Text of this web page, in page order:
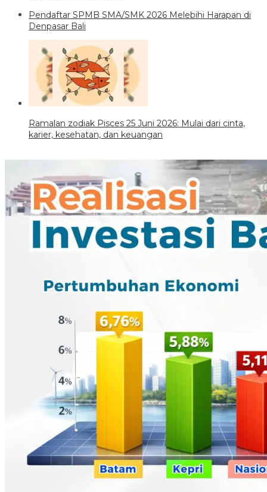
Pendaftar SPMB SMA/SMK 2026 Melebihi Harapan di
Denpasar Bali
Ramalan zodiak Pisces 25 Juni 2026: Mulai dari cinta,
karier, kesehatan, dan keuangan